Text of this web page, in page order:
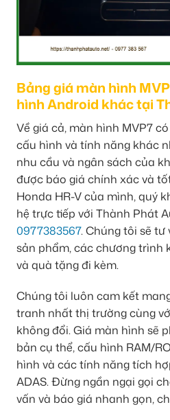
Bảng giá màn hình
hình Android khác tại
Về giá cả, màn hình MVP7
cấu hình và tính năng khác
nhu cầu và ngân sách của
được báo giá chính xác và
Honda HR-V của mình, quý
hệ trực tiếp với Thành Phát
0977383567. Chúng tôi sẽ tư
sản phẩm, các chương trình
và quà tặng đi kèm.
Chúng tôi luôn cam kết
tranh nhất thị trường cùng
không đổi. Giá màn hình sẽ
bản cụ thể, cấu hình RAM/
hình và các tính năng tích
ADAS. Đừng ngần ngại gọi
vấn và báo giá nhanh gọn,